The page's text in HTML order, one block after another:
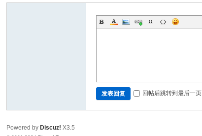
发表回复 回帖后跳转到最后一页
Powered by Discuz! X3.5